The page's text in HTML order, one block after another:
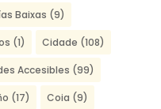
Baixas (9)
(1) Cidade (108)
Accesibles (99)
(17) Coia (9)